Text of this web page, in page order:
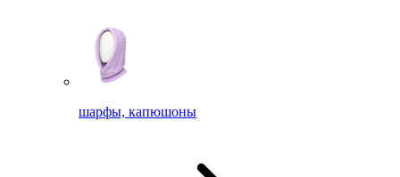
шарфы, капюшоны